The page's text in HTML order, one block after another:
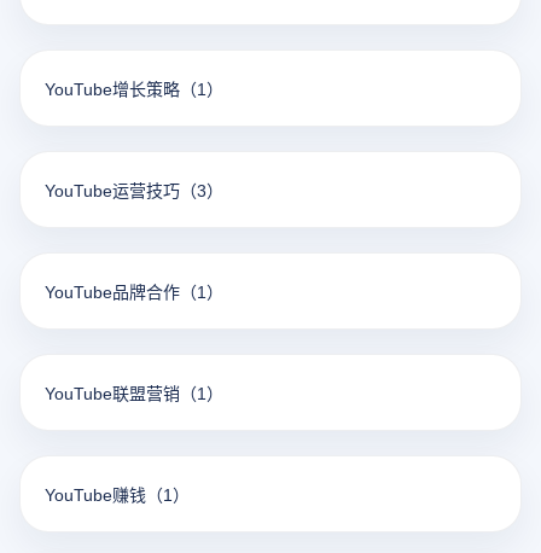
YouTube增长策略 （1）
YouTube运营技巧 （3）
YouTube品牌合作 （1）
YouTube联盟营销 （1）
YouTube赚钱 （1）